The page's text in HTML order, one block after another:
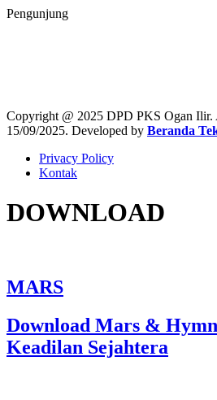
Pengunjung
Copyright @ 2025 DPD PKS Ogan Ilir.
15/09/2025. Developed by Beranda
Privacy Policy
Kontak
DOWNLOAD
MARS
Download Mars &
Keadilan Sejahtera